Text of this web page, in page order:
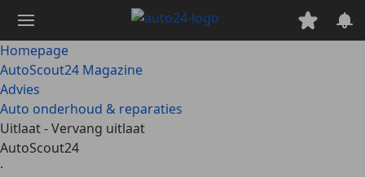
naar
hoofdinhoud
Homepage
AutoScout24 Magazine
Advies
Auto onderhoud & reparaties
Uitlaat - Vervang uitlaat
AutoScout24
·